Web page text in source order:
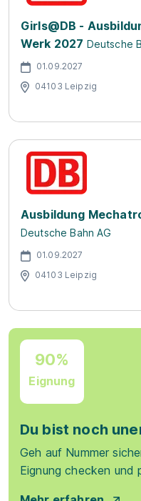
Girls@DB -
Werk 2027 Deutsche
01.09.2027
04103 Leipzig
Ausbildung
Deutsche Bahn AG
01.09.2027
04103 Leipzig
90%
Eignung
Du bist noch
Geh auf Nummer
Eignung checken und